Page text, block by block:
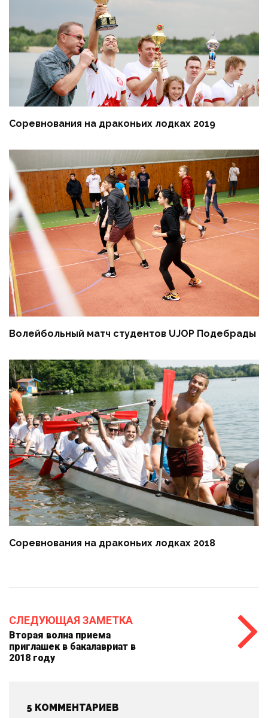
Соревнования на драконьих лодках 2019
Волейбольный матч студентов UJOP Подебрады
Соревнования на драконьих лодках 2018
СЛЕДУЮЩАЯ ЗАМЕТКА
Вторая волна приема
приглашек в бакалавриат в
2018 году
5 КОММЕНТАРИЕВ